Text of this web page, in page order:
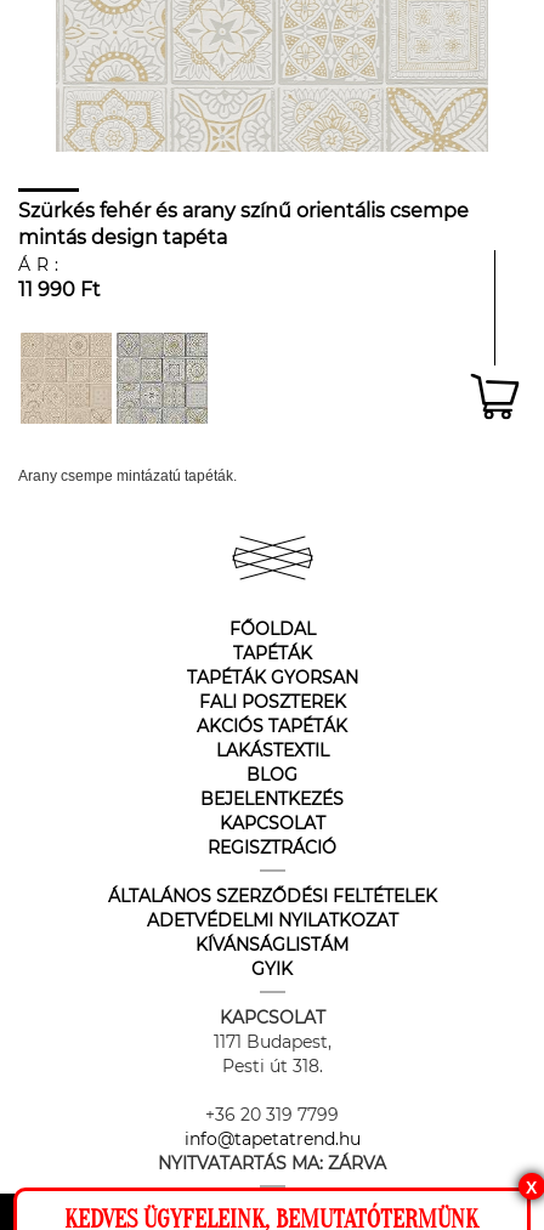
Szürkés fehér és arany színű orientális csempe
mintás design tapéta
ÁR:
11 990 Ft
Arany csempe mintázatú tapéták.
FŐOLDAL
TAPÉTÁK
TAPÉTÁK GYORSAN
FALI POSZTEREK
AKCIÓS TAPÉTÁK
LAKÁSTEXTIL
BLOG
BEJELENTKEZÉS
KAPCSOLAT
REGISZTRÁCIÓ
ÁLTALÁNOS SZERZŐDÉSI FELTÉTELEK
ADETVÉDELMI NYILATKOZAT
KÍVÁNSÁGLISTÁM
GYIK
KAPCSOLAT
1171 Budapest,
Pesti út 318.
+36 20 319 7799
info@tapetatrend.hu
NYITVATARTÁS MA: ZÁRVA
X
KEDVES ÜGYFELEINK, BEMUTATÓTERMÜNK